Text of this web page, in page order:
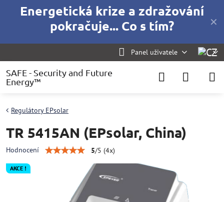
✕
Energetická krize a zdražování
pokračuje... Co s tím?
Panel uživatele
SAFE - Security and Future
Energy™
AKCE !
Regulátory EPsolar
TR 5415AN (EPsolar, China)
Hodnocení 5/5 (4x)